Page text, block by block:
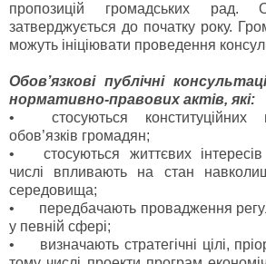
пропозицій громадських рад.
затверджується до початку року.
можуть ініціювати проведення
Обов’язкові публічні
нормативно-правових актів, які:
•
стосуються
обов’язків громадян;
•
стосуються життєвих
числі впливають на стан
середовища;
•
передбачають провадження
у певній сфері;
•
визначають стратегічні цілі,